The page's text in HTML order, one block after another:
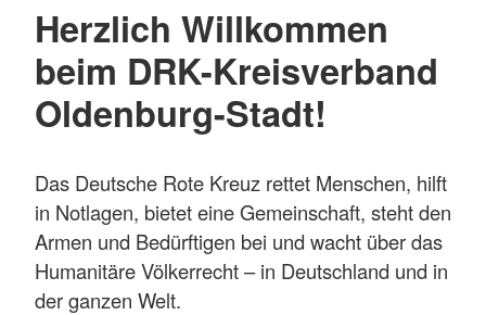
Herzlich Willkommen
beim DRK-Kreisverband
Oldenburg-Stadt!
Das Deutsche Rote Kreuz rettet Menschen, hilft
in Notlagen, bietet eine Gemeinschaft, steht den
Armen und Bedürftigen bei und wacht über das
Humanitäre Völkerrecht – in Deutschland und in
der ganzen Welt.